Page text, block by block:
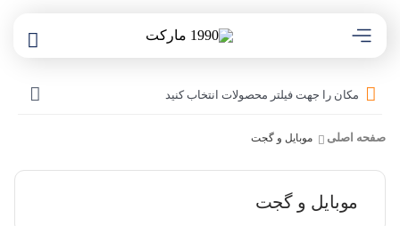
مکان را جهت فیلتر محصولات انتخاب کنید
صفحه اصلی موبایل و گجت
موبایل و گجت